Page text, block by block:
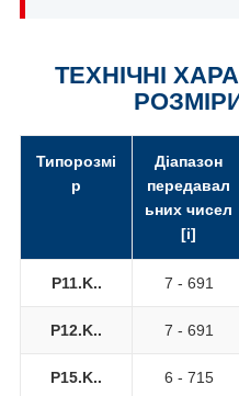
ТЕХНІЧНІ
Типорозмі
р
Діапазон
передавал
ьних чисел
[i]
P11.K.. 7 - 691
P12.K.. 7 - 691
P15.K.. 6 - 715